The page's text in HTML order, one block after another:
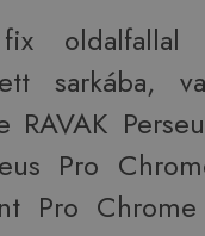
oldalfallal
sarkába,
RAVAK
Pro
Pro Chrome